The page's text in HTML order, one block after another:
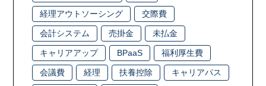
経理アウトソーシング 交際費
会計システム 売掛金 未払金
キャリアアップ BPaaS 福利厚生費
会議費 経理 扶養控除 キャリアパス